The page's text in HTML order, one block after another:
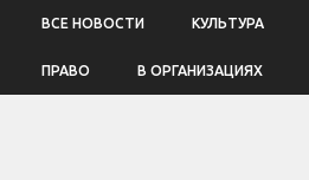
ВСЕ НОВОСТИ КУЛЬТУРА
ПРАВО В ОРГАНИЗАЦИЯХ